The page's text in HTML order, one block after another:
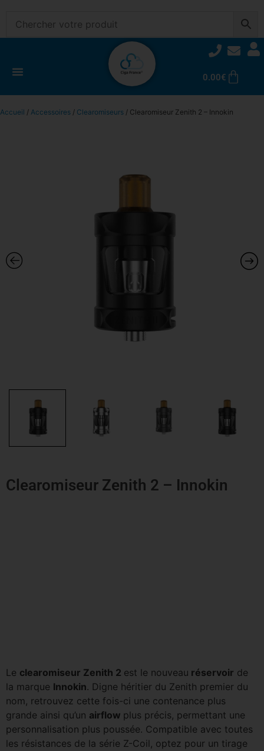
0.00€
Accueil / Accessoires / Clearomiseurs / Clearomiseur Zenith 2 – Innokin
Clearomiseur Zenith 2 – Innokin
Le clearomiseur Zenith 2 est le nouveau réservoir de
la marque Innokin. Digne héritier du Zenith premier du
nom, retrouvez cette fois-ci une contenance plus
grande ainsi qu’un airflow plus précis, permettant une
personnalisation plus poussée. Compatible avec toutes
les résistances de la série Z-Coil, optez pour un tirage